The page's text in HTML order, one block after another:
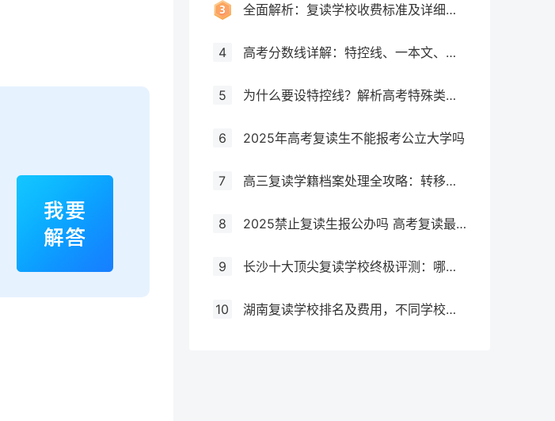
全面解析：复读学校收费标准及详细费用清单
4 高考分数线详解：特控线、一本文、重本线的区别及其意义
5 为什么要设特控线？解析高考特殊类型招生控制线的意义
6 2025年高考复读生不能报考公立大学吗
7 高三复读学籍档案处理全攻略：转移、保管及复读后的学籍状态详解！
8 2025禁止复读生报公办吗 高考复读最新政策要求
9 长沙十大顶尖复读学校终极评测：哪所最适合你？
10 湖南复读学校排名及费用，不同学校价格参考